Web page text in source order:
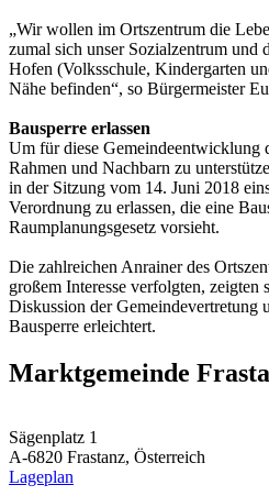
„Wir wollen im Ortszentrum die
zumal sich unser Sozialzentrum und
Hofen (Volksschule, Kindergarten
Nähe befinden“, so Bürgermeister
Bausperre erlassen
Um für diese Gemeindeentwicklung
Rahmen und Nachbarn zu
in der Sitzung vom 14. Juni 2018
Verordnung zu erlassen, die eine
Raumplanungsgesetz vorsieht.
Die zahlreichen Anrainer des
großem Interesse verfolgten, zeigten
Diskussion der Gemeindevertretung
Bausperre erleichtert.
Marktgemeinde
Sägenplatz 1
A-6820 Frastanz, Österreich
Lageplan